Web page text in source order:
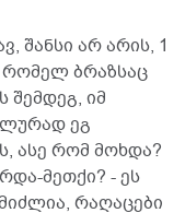
შანსი არ არის, 1
რომელ ბრაზსაც
შემდეგ, იმ
ეგ
ასე რომ მოხდა?
მეთქი? - ეს
რაღაცები